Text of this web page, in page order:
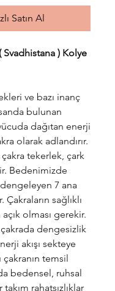
Satın Al
Svadhistana ) Kolye
ve bazı inanç
bulunan
dağıtan enerji
olarak adlandırır.
tekerlek, çark
Bedenimizde
dengeleyen 7 ana
sağlıklı
açık olması gerekir.
dengesizlik
akışı sekteye
çakranın temsil
bedensel, ruhsal
rahatsızlıklar